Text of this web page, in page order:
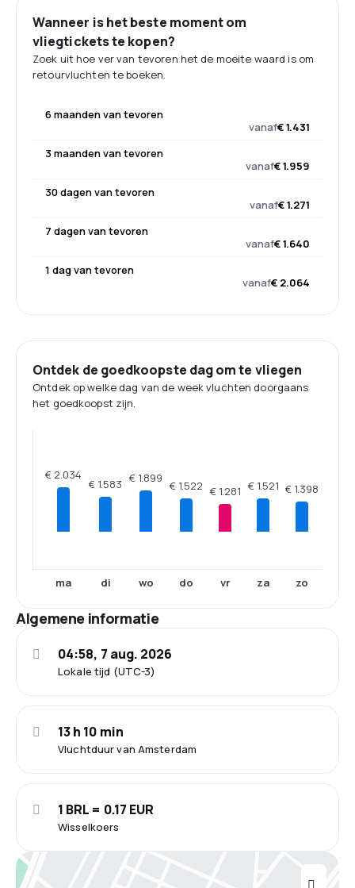
Wanneer is het beste moment om
vliegtickets te kopen?
Zoek uit hoe ver van tevoren het de moeite waard is om
retourvluchten te boeken.
6 maanden van tevoren
vanaf€ 1.431
3 maanden van tevoren
vanaf€ 1.959
30 dagen van tevoren
vanaf€ 1.271
7 dagen van tevoren
vanaf€ 1.640
1 dag van tevoren
vanaf€ 2.064
Ontdek de goedkoopste dag om te vliegen
Ontdek op welke dag van de week vluchten doorgaans
het goedkoopst zijn.
€ 2.034
ma
€ 1.583
di
€ 1.899
wo
€ 1.522
do
€ 1.281
vr
€ 1.521
za
€ 1.398
zo
Algemene informatie
Lokale tijd (UTC-3)
04:58, 7 aug. 2026
Vluchtduur van Amsterdam
13 h 10 min
Wisselkoers
1 BRL = 0.17 EUR